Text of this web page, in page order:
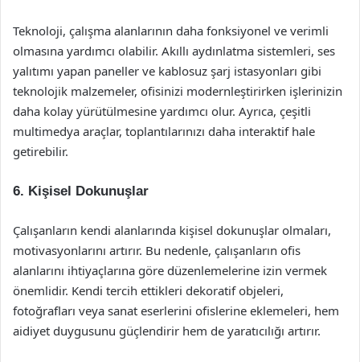
Teknoloji, çalışma alanlarının daha fonksiyonel ve verimli
olmasına yardımcı olabilir. Akıllı aydınlatma sistemleri, ses
yalıtımı yapan paneller ve kablosuz şarj istasyonları gibi
teknolojik malzemeler, ofisinizi modernleştirirken işlerinizin
daha kolay yürütülmesine yardımcı olur. Ayrıca, çeşitli
multimedya araçlar, toplantılarınızı daha interaktif hale
getirebilir.
6. Kişisel Dokunuşlar
Çalışanların kendi alanlarında kişisel dokunuşlar olmaları,
motivasyonlarını artırır. Bu nedenle, çalışanların ofis
alanlarını ihtiyaçlarına göre düzenlemelerine izin vermek
önemlidir. Kendi tercih ettikleri dekoratif objeleri,
fotoğrafları veya sanat eserlerini ofislerine eklemeleri, hem
aidiyet duygusunu güçlendirir hem de yaratıcılığı artırır.